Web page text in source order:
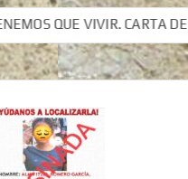
DEL
DEL SUBCOMANDANTE